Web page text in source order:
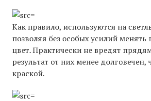
Как правило, используются на
позволяя без особых усилий
цвет. Практически не вредят
результат от них менее долговечен,
краской.